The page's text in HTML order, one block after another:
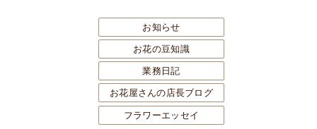
お知らせ
お花の豆知識
業務日記
お花屋さんの店長ブログ
フラワーエッセイ